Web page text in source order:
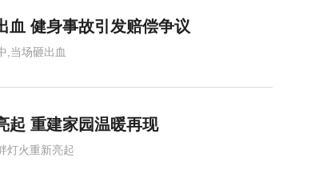
血 健身事故引发赔偿争议
,当场砸出血
起 重建家园温暖再现
灯火重新亮起